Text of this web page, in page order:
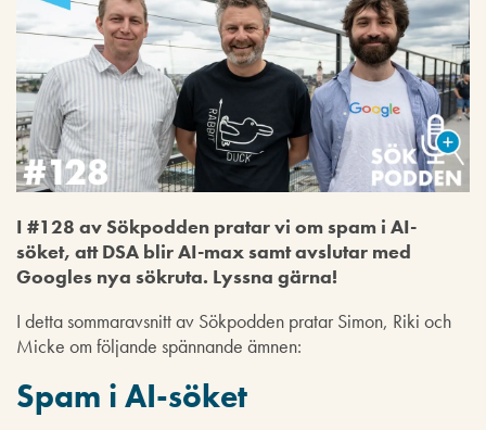
I #128 av Sökpodden pratar vi om spam i AI-
söket, att DSA blir AI-max samt avslutar med
Googles nya sökruta. Lyssna gärna!
I detta sommaravsnitt av Sökpodden pratar Simon, Riki och
Micke om följande spännande ämnen:
Spam i AI-söket